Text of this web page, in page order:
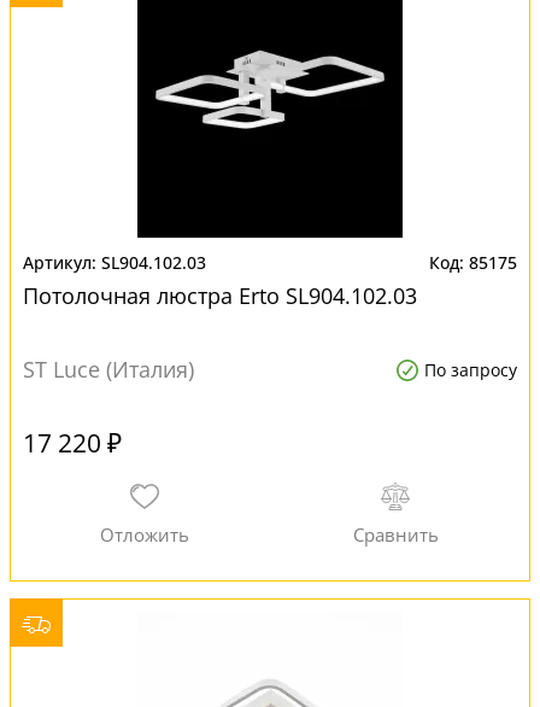
SL904.102.03 85175
Потолочная люстра Erto SL904.102.03
ST Luce (Италия) По запросу
17 220 ₽